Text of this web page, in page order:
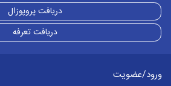
دریافت پروپوزال
دریافت تعرفه
ورود/عضویت